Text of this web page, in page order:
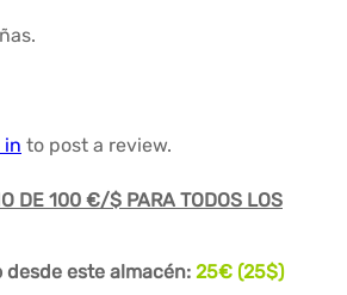
in to post a review.
DE 100 €/$ PARA TODOS LOS
desde este almacén: 25€ (25$)